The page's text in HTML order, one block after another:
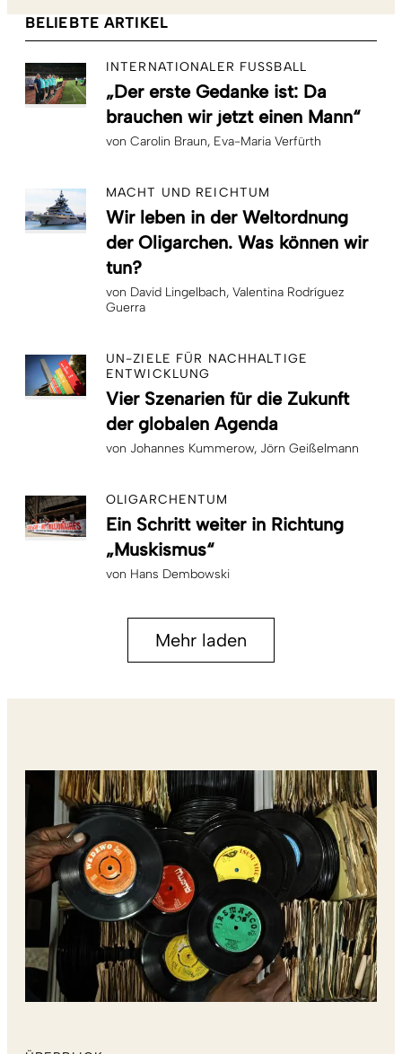
BELIEBTE ARTIKEL
INTERNATIONALER FUSSBALL
„Der erste Gedanke ist: Da
brauchen wir jetzt einen Mann“
von Carolin Braun Eva-Maria Verfürth
MACHT UND REICHTUM
Wir leben in der Weltordnung
der Oligarchen. Was können wir
tun?
von David Lingelbach Valentina Rodríguez
Guerra
UN-ZIELE FÜR NACHHALTIGE
ENTWICKLUNG
Vier Szenarien für die Zukunft
der globalen Agenda
von Johannes Kummerow Jörn Geißelmann
OLIGARCHENTUM
Ein Schritt weiter in Richtung
„Muskismus“
von Hans Dembowski
Mehr laden